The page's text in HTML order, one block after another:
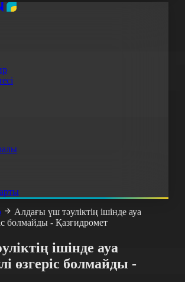
Алдағы үш тәуліктің ішінде ауа
болмайды - Қазгидромет
ішінде ауа
өзгеріс болмайды -